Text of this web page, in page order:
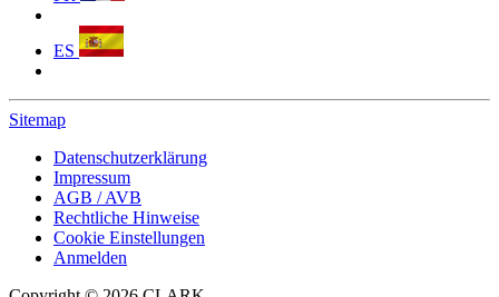
ES
Sitemap
Datenschutzerklärung
Impressum
AGB / AVB
Rechtliche Hinweise
Cookie Einstellungen
Anmelden